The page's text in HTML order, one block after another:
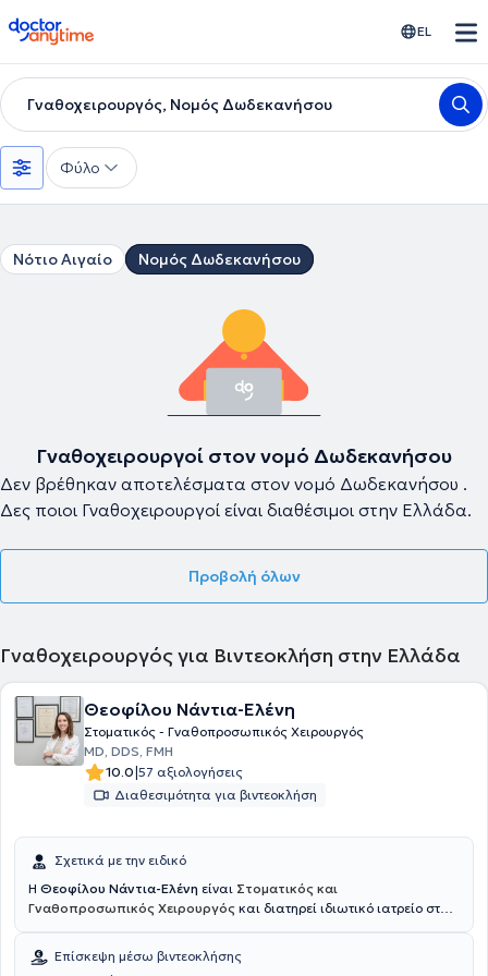
doctoranytime EL
Γναθοχειρουργός, Νομός Δωδεκανήσου
Φύλο
Νότιο Αιγαίο Νομός Δωδεκανήσου
Γναθοχειρουργοί στον νομό Δωδεκανήσου
Δεν βρέθηκαν αποτελέσματα στον νομό Δωδεκανήσου .
Δες ποιοι Γναθοχειρουργοί είναι διαθέσιμοι στην Ελλάδα.
Προβολή όλων
Γναθοχειρουργός για Βιντεοκλήση στην Ελλάδα
Θεοφίλου Νάντια-Ελένη
Στοματικός - Γναθοπροσωπικός Χειρουργός
MD, DDS, FMH
10.0|57 αξιολογήσεις
Διαθεσιμότητα για βιντεοκλήση
Σχετικά με την ειδικό
Η Θεοφίλου Νάντια-Ελένη είναι Στοματικός και
Γναθοπροσωπικός Χειρουργός και διατηρεί ιδιωτικό ιατρείο στο
του Εθνικού και Καποδιστριακού Πανεπιστημίου Αθηνών (ΕΚΠΑ)
καθώς και από την Οδοντιατρική σχολή του Εθνικού και
Επίσκεψη μέσω βιντεοκλήσης